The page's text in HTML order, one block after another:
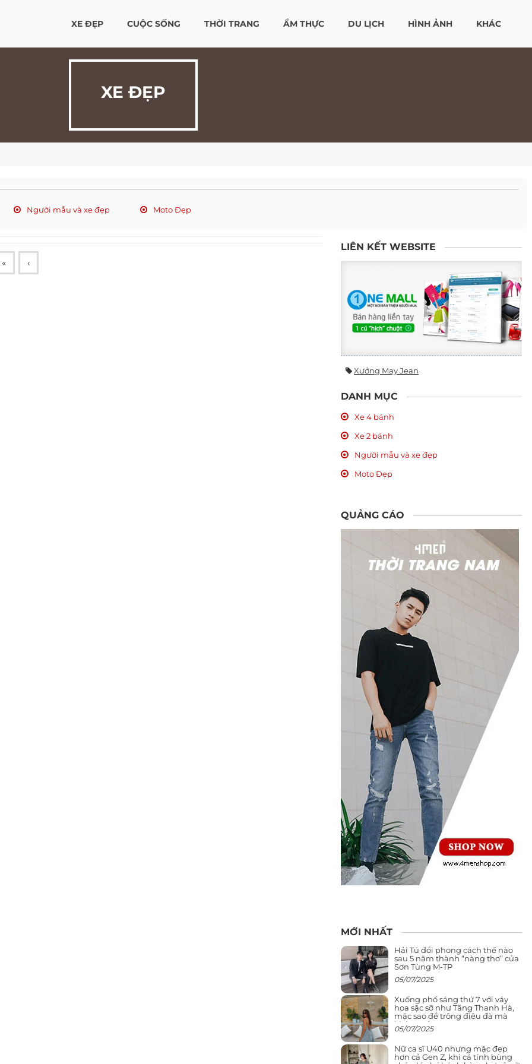
XE ĐẸP CUỘC SỐNG THỜI TRANG ẨM THỰC DU LỊCH HÌNH ẢNH KHÁC
XE ĐẸP
Người mẫu và xe đẹp Moto Đẹp
« ‹
LIÊN KẾT WEBSITE
Xưởng May Jean
DANH MỤC
Xe 4 bánh
Xe 2 bánh
Người mẫu và xe đẹp
Moto Đẹp
QUẢNG CÁO
MỚI NHẤT
Hải Tú đổi phong cách thế nào
sau 5 năm thành “nàng thơ” của
Sơn Tùng M-TP
05/07/2025
Xuống phố sáng thứ 7 với váy
hoa sặc sỡ như Tăng Thanh Hà,
mặc sao để trông điệu đà mà
không sến
05/07/2025
Nữ ca sĩ U40 nhưng mặc đẹp
hơn cả Gen Z, khi cá tính bùng